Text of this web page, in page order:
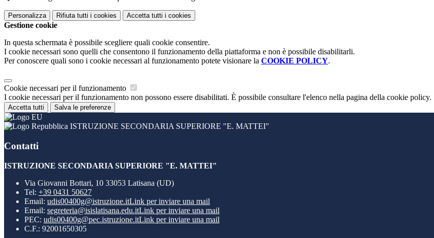
Personalizza Rifiuta tutti i cookies Accetta tutti i cookies
Gestione cookie
In questa schermata è possibile scegliere quali cookie consentire.
I cookie necessari sono quelli che consentono il funzionamento della piattaforma e non è possibile disabilitarli.
Per conoscere quali sono i cookie necessari al funzionamento potete visionare la COOKIE POLICY.
Cookie necessari per il funzionamento
I cookie necessari per il funzionamento non possono essere disabilitati. È possibile consultare l'elenco nella pagina della cookie policy.
Accetta tutti Salva le preferenze
ISTRUZIONE SECONDARIA SUPERIORE "E. MATTEI"
Contatti
ISTRUZIONE SECONDARIA SUPERIORE "E. MATTEI"
Via Giovanni Bottari, 10 33053 Latisana (UD)
Tel: +39 0431 50627
Email: udis00400g@istruzione.itLink per inviare una mail
Email: segreteria@isislatisana.edu.itLink per inviare una mail
PEC: udis00400g@pec.istruzione.itLink per inviare una mail
C.F.: 92001650305